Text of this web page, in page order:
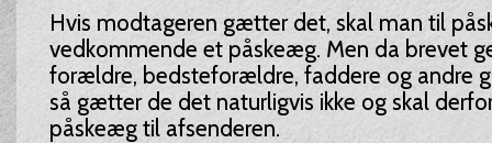
Hvis modtageren gætter det, skal man til
vedkommende et påskeæg. Men da brevet
forældre, bedsteforældre, faddere og andre
så gætter de det naturligvis ikke og skal
påskeæg til afsenderen.